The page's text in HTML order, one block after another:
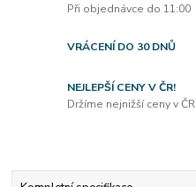
Při objednávce do 11:00
VRÁCENÍ DO 30 DNŮ
NEJLEPŠÍ CENY V ČR!
Držíme nejnižší ceny v ČR